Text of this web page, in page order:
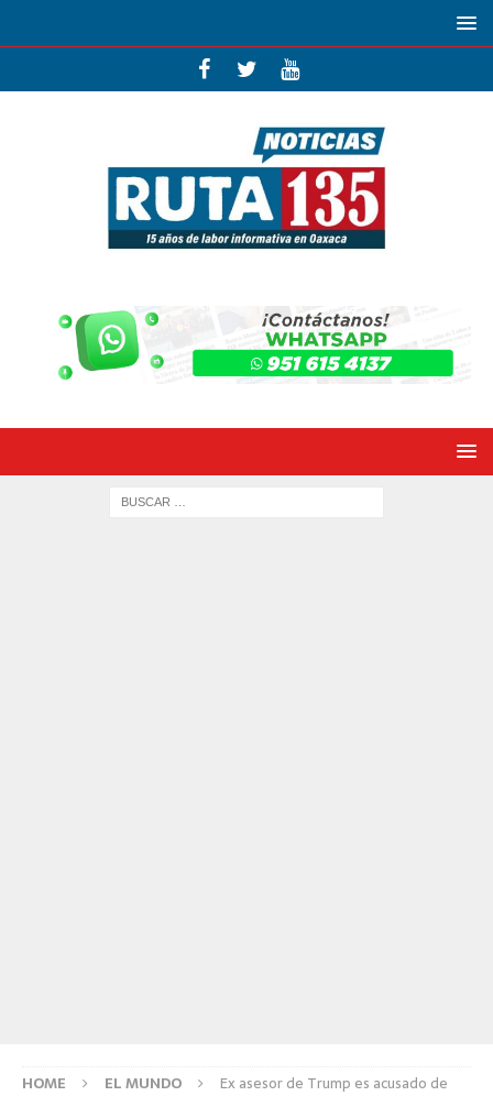
HOME EL MUNDO
Ex asesor de Trump es acusado de